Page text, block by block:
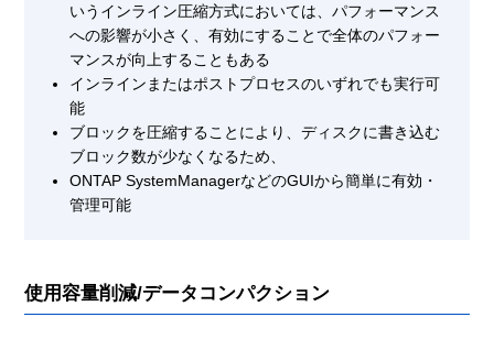
いうインライン圧縮方式においては、パフォーマンス
への影響が小さく、有効にすることで全体のパフォー
マンスが向上することもある
インラインまたはポストプロセスのいずれでも実行可
能
ブロックを圧縮することにより、ディスクに書き込む
ブロック数が少なくなるため、
ONTAP SystemManagerなどのGUIから簡単に有効・
管理可能
使用容量削減/データコンパクション